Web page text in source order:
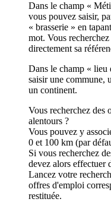
Dans le champ «
vous pouvez saisir,
« brasserie » en
mot. Vous
directement sa
Dans le champ « lieu
saisir une commune,
un continent.
Vous recherchez des
alentours ?
Vous pouvez y
0 et 100 km (par
Si vous recherchez
devez alors effectuer
Lancez votre
offres d'emploi
restituée.